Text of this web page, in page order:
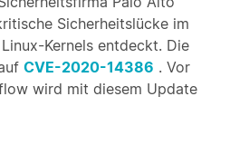
Sicherheitslücke im
Kernels entdeckt. Die
CVE-2020-14386 . Vor
wird mit diesem Update